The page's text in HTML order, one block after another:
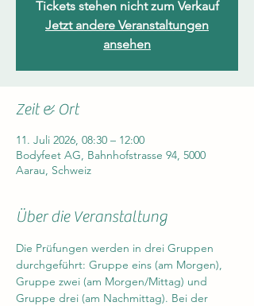
Tickets stehen nicht zum Verkauf
Jetzt andere Veranstaltungen
ansehen
Zeit & Ort
11. Juli 2026, 08:30 – 12:00
Bodyfeet AG, Bahnhofstrasse 94, 5000
Aarau, Schweiz
Über die Veranstaltung
Die Prüfungen werden in drei Gruppen
durchgeführt: Gruppe eins (am Morgen),
Gruppe zwei (am Morgen/Mittag) und
Gruppe drei (am Nachmittag). Bei der